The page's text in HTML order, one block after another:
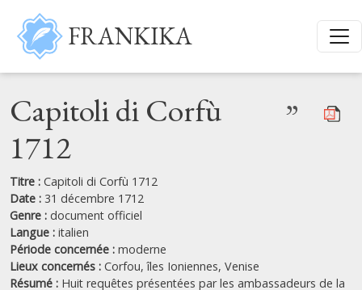
Aller au contenu principal
FRANKIKA
Capitoli di Corfù
1712
”
Titre : Capitoli di Corfù 1712
Date : 31 décembre 1712
Genre : document officiel
Langue : italien
Période concernée : moderne
Lieux concernés : Corfou,îles Ioniennes, Venise
Résumé : Huit requêtes présentées par les ambassadeurs de la